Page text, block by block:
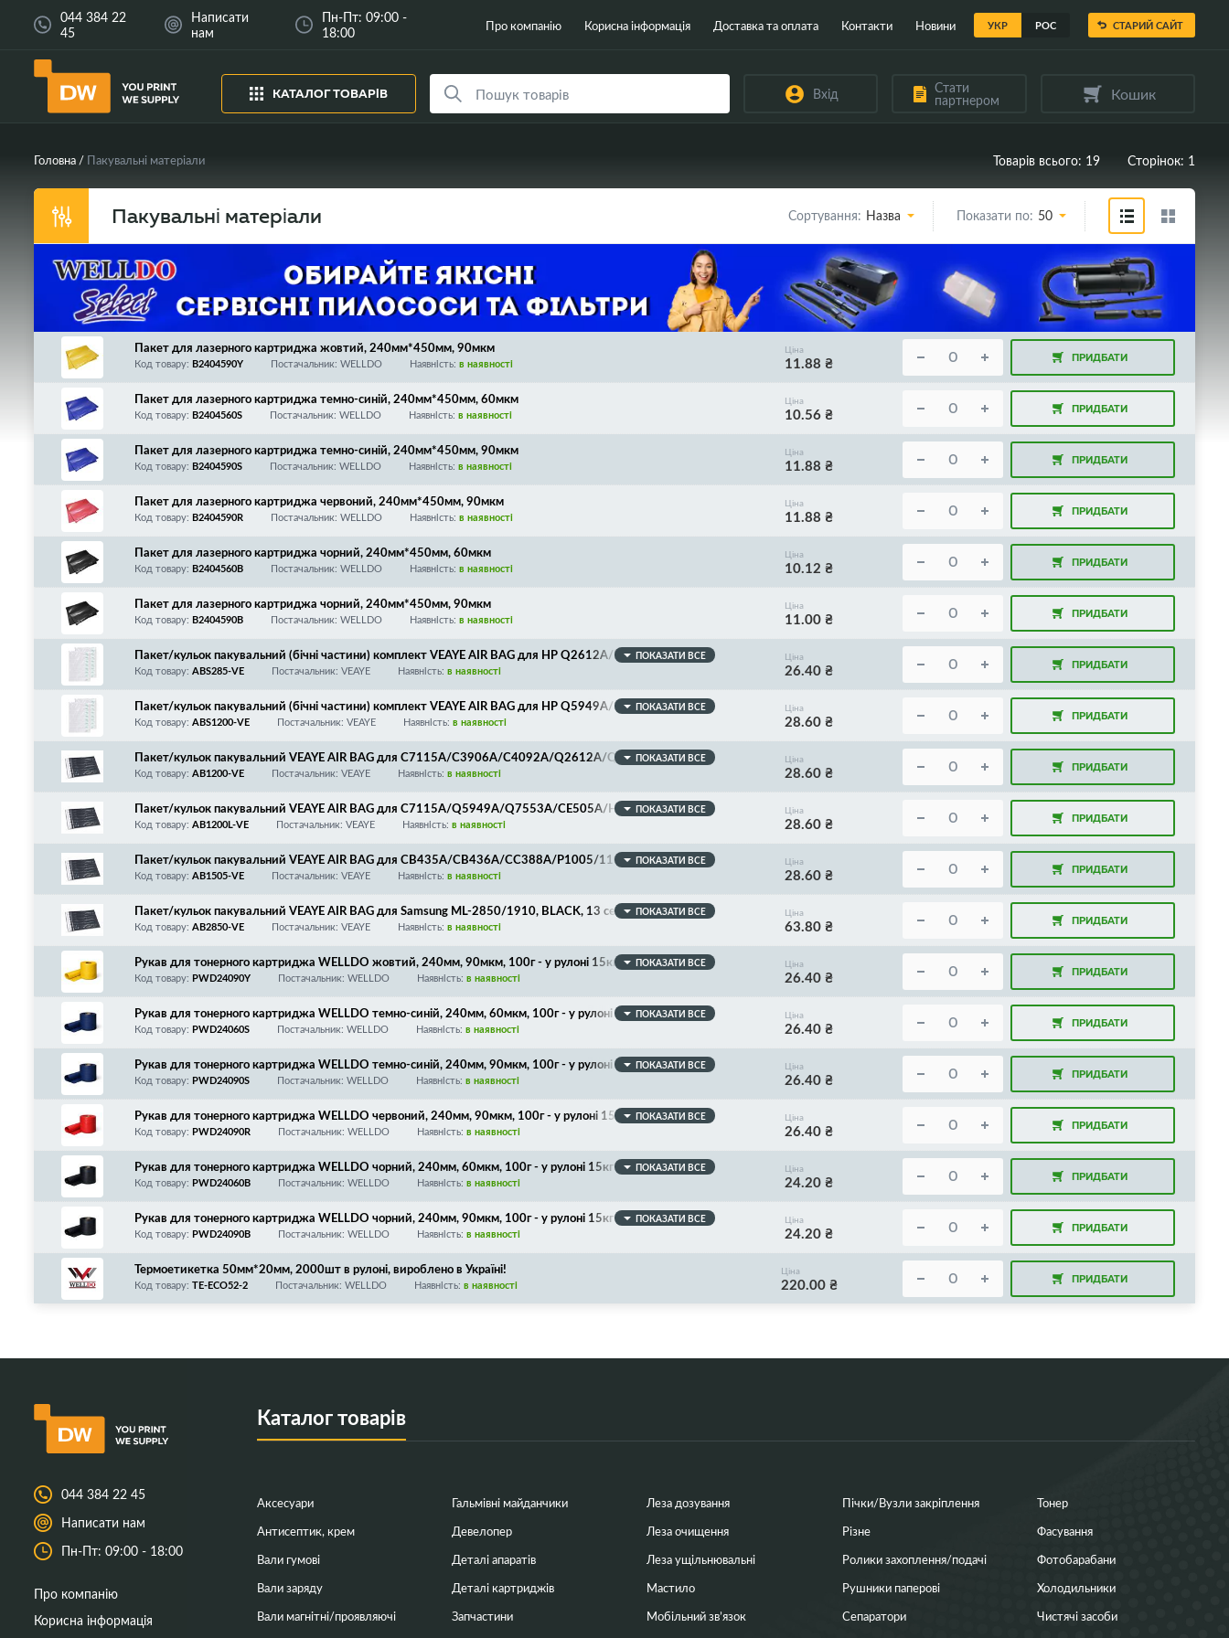
УКР РОС
044 384 22
45
Написати
нам
Пн-Пт: 09:00 -
18:00
Про компанію Корисна інформація Доставка та оплата Контакти Новини СТАРИЙ САЙТ
КАТАЛОГ ТОВАРІВ Вхід Стати
партнером Кошик
Головна Пакувальні матеріали Товарів всього: 19 Сторінок: 1
Пакувальні матеріали Сортування: Назва Показати по: 50
Пакет для лазерного картриджа жовтий, 240мм*450мм, 90мкм
Код товару: B2404590Y Постачальник: WELLDO Наявність: в наявності
Ціна
11.88 ₴ ПРИДБАТИ
Пакет для лазерного картриджа темно-синій, 240мм*450мм, 60мкм
Код товару: B2404560S Постачальник: WELLDO Наявність: в наявності
Ціна
10.56 ₴ ПРИДБАТИ
Пакет для лазерного картриджа темно-синій, 240мм*450мм, 90мкм
Код товару: B2404590S Постачальник: WELLDO Наявність: в наявності
Ціна
11.88 ₴ ПРИДБАТИ
Пакет для лазерного картриджа червоний, 240мм*450мм, 90мкм
Код товару: B2404590R Постачальник: WELLDO Наявність: в наявності
Ціна
11.88 ₴ ПРИДБАТИ
Пакет для лазерного картриджа чорний, 240мм*450мм, 60мкм
Код товару: B2404560B Постачальник: WELLDO Наявність: в наявності
Ціна
10.12 ₴ ПРИДБАТИ
Пакет для лазерного картриджа чорний, 240мм*450мм, 90мкм
Код товару: B2404590B Постачальник: WELLDO Наявність: в наявності
Ціна
11.00 ₴ ПРИДБАТИ
Пакет/кульок пакувальний (бічні частини) комплект VEAYE AIR BAG для HP Q2612A/FX10/35/36A/88
A/278A/285A, WHITE, 7 секцій, 200мм*240мм
ПОКАЗАТИ ВСЕ
Код товару: ABS285-VE Постачальник: VEAYE Наявність: в наявності
Ціна
26.40 ₴ ПРИДБАТИ
Пакет/кульок пакувальний (бічні частини) комплект VEAYE AIR BAG для HP Q5949A/3906A/4092A/71
15A/2613A/EP22/25/26/27/Samsung 1210/1510/1710/4016/4116, WHITE, 8 секцій, 200мм*270мм
ПОКАЗАТИ ВСЕ
Код товару: ABS1200-VE Постачальник: VEAYE Наявність: в наявності
Ціна
28.60 ₴ ПРИДБАТИ
Пакет/кульок пакувальний VEAYE AIR BAG для C7115A/C3906A/C4092A/Q2612A/Q5949A/Q7553A/
HP LJ 1200/1300/1100/1160/1320/5L/6L/P2014/2015/Canon EP-22/25/26/27/Samsung ML-1210/17
ПОКАЗАТИ ВСЕ
Код товару: AB1200-VE Постачальник: VEAYE Наявність: в наявності
Ціна
28.60 ₴ ПРИДБАТИ
Пакет/кульок пакувальний VEAYE AIR BAG для C7115A/Q5949A/Q7553A/CE505A/HP LJ 1200/1160/
1320/P2014/2015/2035/2055, BLACK, H002, 6 секцій, УНІВЕРСАЛЬНИЙ! 43*28 см
ПОКАЗАТИ ВСЕ
Код товару: AB1200L-VE Постачальник: VEAYE Наявність: в наявності
Ціна
28.60 ₴ ПРИДБАТИ
Пакет/кульок пакувальний VEAYE AIR BAG для CB435A/CB436A/CC388A/P1005/1102/1505/1566, B
LACK, 5 секцій, подібний оригінальній упаковці! 220*385 мм
ПОКАЗАТИ ВСЕ
Код товару: AB1505-VE Постачальник: VEAYE Наявність: в наявності
Ціна
28.60 ₴ ПРИДБАТИ
Пакет/кульок пакувальний VEAYE AIR BAG для Samsung ML-2850/1910, BLACK, 13 секцій, 400мм*410
мм
ПОКАЗАТИ ВСЕ
Код товару: AB2850-VE Постачальник: VEAYE Наявність: в наявності
Ціна
63.80 ₴ ПРИДБАТИ
Рукав для тонерного картриджа WELLDO жовтий, 240мм, 90мкм, 100г - у рулоні 15кг приблизно 365
метрів
ПОКАЗАТИ ВСЕ
Код товару: PWD24090Y Постачальник: WELLDO Наявність: в наявності
Ціна
26.40 ₴ ПРИДБАТИ
Рукав для тонерного картриджа WELLDO темно-синій, 240мм, 60мкм, 100г - у рулоні 15кг приблизно 5
50 метрів
ПОКАЗАТИ ВСЕ
Код товару: PWD24060S Постачальник: WELLDO Наявність: в наявності
Ціна
26.40 ₴ ПРИДБАТИ
Рукав для тонерного картриджа WELLDO темно-синій, 240мм, 90мкм, 100г - у рулоні 15кг приблизно 3
65 метрів
ПОКАЗАТИ ВСЕ
Код товару: PWD24090S Постачальник: WELLDO Наявність: в наявності
Ціна
26.40 ₴ ПРИДБАТИ
Рукав для тонерного картриджа WELLDO червоний, 240мм, 90мкм, 100г - у рулоні 15кг приблизно 365
метрів
ПОКАЗАТИ ВСЕ
Код товару: PWD24090R Постачальник: WELLDO Наявність: в наявності
Ціна
26.40 ₴ ПРИДБАТИ
Рукав для тонерного картриджа WELLDO чорний, 240мм, 60мкм, 100г - у рулоні 15кг приблизно 550 м
етрів
ПОКАЗАТИ ВСЕ
Код товару: PWD24060B Постачальник: WELLDO Наявність: в наявності
Ціна
24.20 ₴ ПРИДБАТИ
Рукав для тонерного картриджа WELLDO чорний, 240мм, 90мкм, 100г - у рулоні 15кг приблизно 365 м
етрів
ПОКАЗАТИ ВСЕ
Код товару: PWD24090B Постачальник: WELLDO Наявність: в наявності
Ціна
24.20 ₴ ПРИДБАТИ
Термоетикетка 50мм*20мм, 2000шт в рулоні, вироблено в Україні!
Код товару: TE-ECO52-2 Постачальник: WELLDO Наявність: в наявності
Ціна
220.00 ₴ ПРИДБАТИ
044 384 22 45
Написати нам
Пн-Пт: 09:00 - 18:00
Про компанію
Корисна інформація
Каталог товарів
Аксесуари
Антисептик, крем
Вали гумові
Вали заряду
Вали магнітні/проявляючі
Гальмівні майданчики
Девелопер
Деталі апаратів
Деталі картриджів
Запчастини
Леза дозування
Леза очищення
Леза ущільнювальні
Мастило
Мобільний зв’язок
Пічки/Вузли закріплення
Різне
Ролики захоплення/подачі
Рушники паперові
Сепаратори
Тонер
Фасування
Фотобарабани
Холодильники
Чистячі засоби